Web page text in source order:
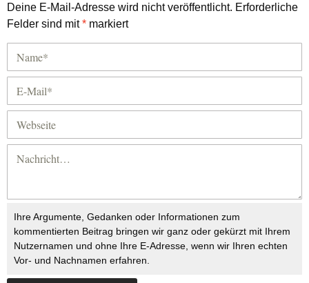
Deine E-Mail-Adresse wird nicht veröffentlicht. Erforderliche
Felder sind mit* markiert
Ihre Argumente, Gedanken oder Informationen zum
kommentierten Beitrag bringen wir ganz oder gekürzt mit Ihrem
Nutzernamen und ohne Ihre E-Adresse, wenn wir Ihren echten
Vor- und Nachnamen erfahren.